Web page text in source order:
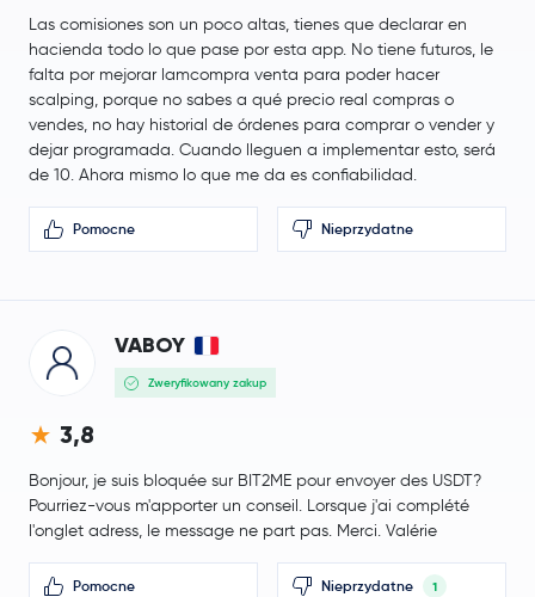
Las comisiones son un poco altas, tienes que declarar en
hacienda todo lo que pase por esta app. No tiene futuros, le
falta por mejorar lamcompra venta para poder hacer
scalping, porque no sabes a qué precio real compras o
vendes, no hay historial de órdenes para comprar o vender y
dejar programada. Cuando lleguen a implementar esto, será
de 10. Ahora mismo lo que me da es confiabilidad.
Pomocne Nieprzydatne
VABOY
Zweryfikowany zakup
3,8
Bonjour, je suis bloquée sur BIT2ME pour envoyer des USDT?
Pourriez-vous m'apporter un conseil. Lorsque j'ai complété
l'onglet adress, le message ne part pas. Merci. Valérie
Pomocne Nieprzydatne 1